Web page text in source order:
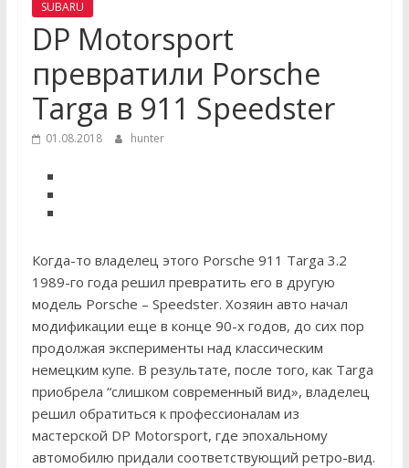
SUBARU
DP Motorsport
превратили Porsche
Targa в 911 Speedster
01.08.2018 hunter
Когда-то владелец этого Porsche 911 Targa 3.2
1989-го года решил превратить его в другую
модель Porsche – Speedster. Хозяин авто начал
модификации еще в конце 90-х годов, до сих пор
продолжая эксперименты над классическим
немецким купе. В результате, после того, как Targa
приобрела “слишком современный вид», владелец
решил обратиться к профессионалам из
мастерской DP Motorsport, где эпохальному
автомобилю придали соответствующий ретро-вид.